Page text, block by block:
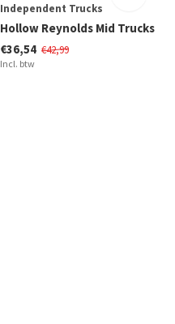
Independent Trucks
Hollow Reynolds Mid Trucks
€36,54 €42,99
Incl. btw